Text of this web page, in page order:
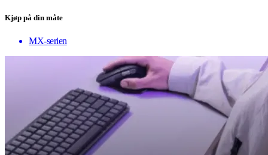
Kjøp på din måte
MX-serien